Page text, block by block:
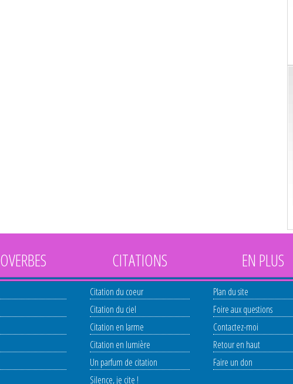
CITATIONS
Citation du coeur
Citation du ciel
Citation en larme
Citation en lumière
Un parfum de citation
Silence, je cite !
EN PLUS
Plan du site
Foire aux questions
Contactez-moi
Retour en haut
Faire un don